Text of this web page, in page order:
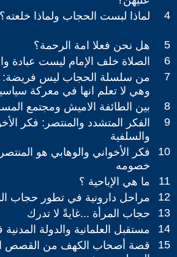
لماذا لبست الحجاب ولماذا خلعته؟ 4
هل نحن فعلا امة الرحمة؟
5
الصلاة خلف الإمام ليست عبادة
6
من سلسلة الحجاب ليس فريضة:
وهي لا تعلم انها في معركة
7
بين الطائفة الاميش ومجتمع
8
الفكر المتشدد والمنتصر: فكر
والسلفية
9
فكر الأخواني والوهابي هو
خصومه
10
ما هي الإباحية ؟
11
مراحل دارونية في تطور حجاب
12
حجاب المرأة ...غايةً لا تدرك
13
مستقبل العلمانية والدولة
14
قصة أصحاب الكهف من القصص
15